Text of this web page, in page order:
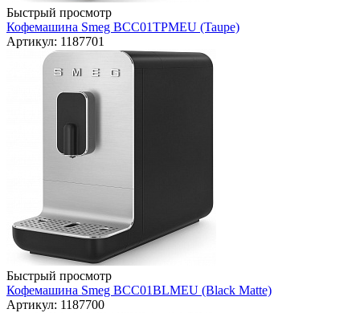
Быстрый просмотр
Кофемашина Smeg BCC01TPMEU (Taupe)
Артикул: 1187701
Быстрый просмотр
Кофемашина Smeg BCC01BLMEU (Black Matte)
Артикул: 1187700